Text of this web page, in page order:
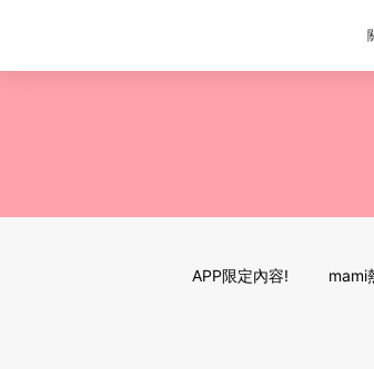
APP限定內容! mami